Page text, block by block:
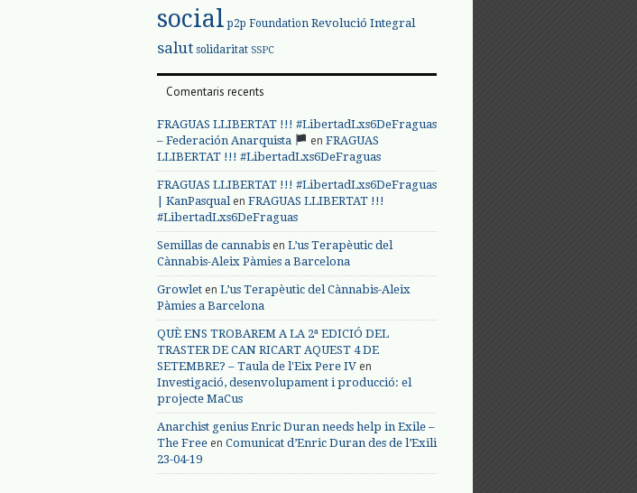
social p2p Foundation Revolució Integral
salut solidaritat SSPC
Comentaris recents
FRAGUAS LLIBERTAT !!! #LibertadLxs6DeFraguas
– Federación Anarquista
en FRAGUAS
LLIBERTAT !!! #LibertadLxs6DeFraguas
FRAGUAS LLIBERTAT !!! #LibertadLxs6DeFraguas
| KanPasqualen FRAGUAS LLIBERTAT !!!
#LibertadLxs6DeFraguas
Semillas de cannabis en L’us Terapèutic del
Cànnabis-Aleix Pàmies a Barcelona
Growlet en L’us Terapèutic del Cànnabis-Aleix
Pàmies a Barcelona
QUÈ ENS TROBAREM A LA 2ª EDICIÓ DEL
TRASTER DE CAN RICART AQUEST 4 DE
SETEMBRE? – Taula de l'Eix Pere IV en
Investigació, desenvolupament i producció: el
projecte MaCus
Anarchist genius Enric Duran needs help in Exile –
The Free en Comunicat d’Enric Duran des de l’Exili
23-04-19